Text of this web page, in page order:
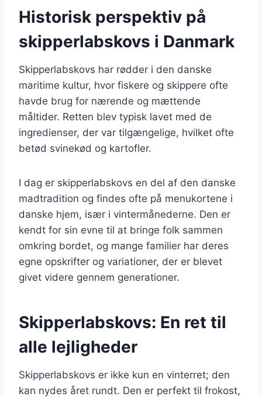
Historisk perspektiv på
skipperlabskovs i Danmark
Skipperlabskovs har rødder i den danske
maritime kultur, hvor fiskere og skippere ofte
havde brug for nærende og mættende
måltider. Retten blev typisk lavet med de
ingredienser, der var tilgængelige, hvilket ofte
betød svinekød og kartofler.
I dag er skipperlabskovs en del af den danske
madtradition og findes ofte på menukortene i
danske hjem, især i vintermånederne. Den er
kendt for sin evne til at bringe folk sammen
omkring bordet, og mange familier har deres
egne opskrifter og variationer, der er blevet
givet videre gennem generationer.
Skipperlabskovs: En ret til
alle lejligheder
Skipperlabskovs er ikke kun en vinterret; den
kan nydes året rundt. Den er perfekt til frokost,